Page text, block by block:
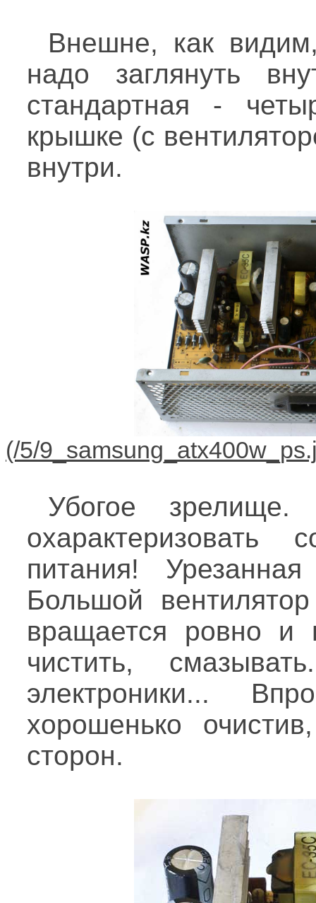
Внешне, как
надо заглянуть
стандартная -
крышке (с
внутри.
Убогое
охарактеризовать
питания!
Большой
вращается ровно и
чистить,
электроники...
хорошенько
сторон.